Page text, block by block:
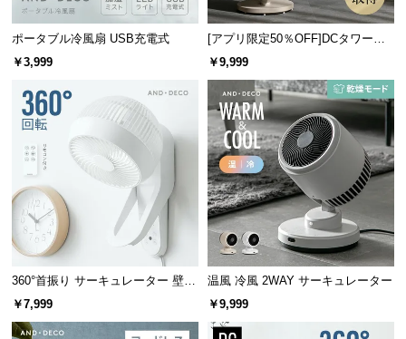
業
情
ポータブル冷風扇 USB充電式
￥3,999
[アプリ限定50％OFF]DCタワーフ
ァン 縦横斜め3WAY
￥9,999
360°首振り サーキュレーター 壁掛
け式タイプ
￥7,999
温風 冷風 2WAY サーキュレーター
￥9,999